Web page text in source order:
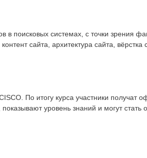
в поисковых системах, с точки зрения
сайта, архитектура сайта,
По итогу курса участники
уровень знаний и могут